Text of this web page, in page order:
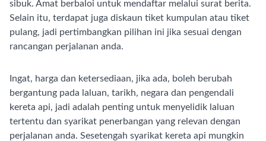
sibuk. Amat berbaloi untuk mendaftar melalui surat berita.
Selain itu, terdapat juga diskaun tiket kumpulan atau tiket
pulang, jadi pertimbangkan pilihan ini jika sesuai dengan
rancangan perjalanan anda.
Ingat, harga dan ketersediaan, jika ada, boleh berubah
bergantung pada laluan, tarikh, negara dan pengendali
kereta api, jadi adalah penting untuk menyelidik laluan
tertentu dan syarikat penerbangan yang relevan dengan
perjalanan anda. Sesetengah syarikat kereta api mungkin